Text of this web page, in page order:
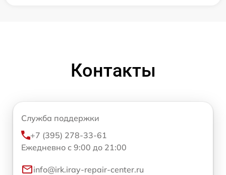
Контакты
Служба поддержки
+7 (395) 278-33-61
Ежедневно с 9:00 до 21:00
info@irk.iray-repair-center.ru